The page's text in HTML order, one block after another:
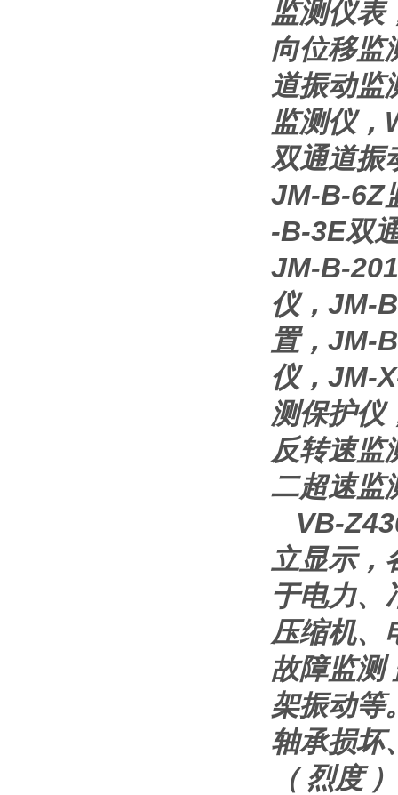
监测仪表
向位移监
道振动监
监测仪，
双通道振
JM-B-6Z
-B-3E双
JM-B-
仪，JM-
置，JM-
仪，JM-
测保护仪
反转速监
二超速监
VB-
立显示，
于电力、
压缩机、
故障监测
架振动等
轴承损坏
（ 烈度